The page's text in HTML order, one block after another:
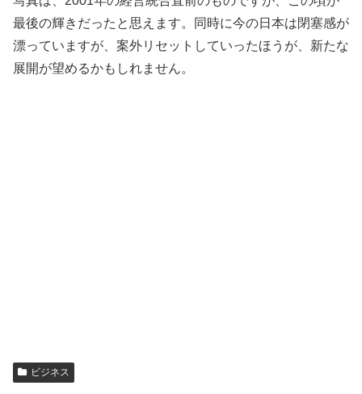
最後の輝きだったと思えます。同時に今の日本は閉塞感が
漂っていますが、案外リセットしていったほうが、新たな
展開が望めるかもしれません。
ビジネス